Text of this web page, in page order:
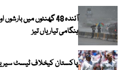
آئندہ 48 گھنٹوں میں
ہنگامی تیاریاں تیز